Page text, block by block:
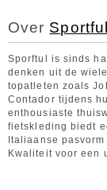
Over Sportful
Sporftul is sinds
denken uit de
topatleten zoals
Contador tijdens
enthousiaste
fietskleding biedt
Italiaanse
Kwaliteit voor een